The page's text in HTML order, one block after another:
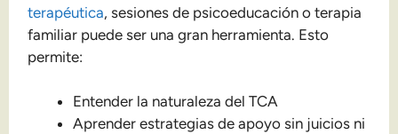
terapéutica, sesiones de psicoeducación o terapia
familiar puede ser una gran herramienta. Esto
permite:
Entender la naturaleza del TCA
Aprender estrategias de apoyo sin juicios ni